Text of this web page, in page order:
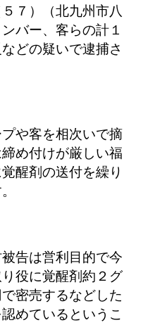
７）（北九州市八
バー、客らの計１
どの疑いで逮捕さ
や客を相次いで摘
め付けが厳しい福
醒剤の送付を繰り
告は営利目的で今
役に覚醒剤約２グ
密売するなどした
めているというこ